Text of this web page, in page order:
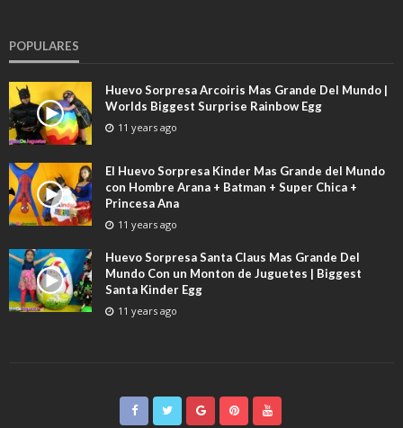
POPULARES
Huevo Sorpresa Arcoiris Mas Grande Del Mundo |
Worlds Biggest Surprise Rainbow Egg
11 years ago
El Huevo Sorpresa Kinder Mas Grande del Mundo
con Hombre Arana + Batman + Super Chica +
Princesa Ana
11 years ago
Huevo Sorpresa Santa Claus Mas Grande Del
Mundo Con un Monton de Juguetes | Biggest
Santa Kinder Egg
11 years ago